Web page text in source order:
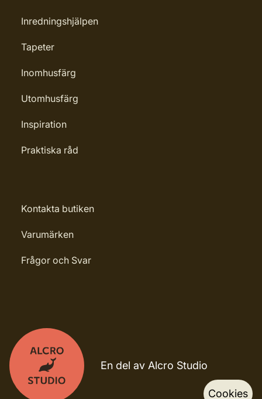
Inredningshjälpen
Tapeter
Inomhusfärg
Utomhusfärg
Inspiration
Praktiska råd
Kontakta butiken
Varumärken
Frågor och Svar
En del av Alcro Studio
Cookies